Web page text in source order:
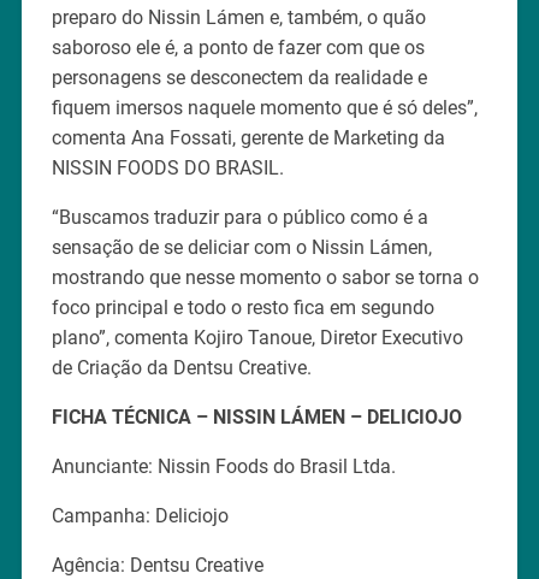
preparo do Nissin Lámen e, também, o quão
saboroso ele é, a ponto de fazer com que os
personagens se desconectem da realidade e
fiquem imersos naquele momento que é só deles”,
comenta Ana Fossati, gerente de Marketing da
NISSIN FOODS DO BRASIL.
“Buscamos traduzir para o público como é a
sensação de se deliciar com o Nissin Lámen,
mostrando que nesse momento o sabor se torna o
foco principal e todo o resto fica em segundo
plano”, comenta Kojiro Tanoue, Diretor Executivo
de Criação da Dentsu Creative.
FICHA TÉCNICA – NISSIN LÁMEN – DELICIOJO
Anunciante: Nissin Foods do Brasil Ltda.
Campanha: Deliciojo
Agência: Dentsu Creative